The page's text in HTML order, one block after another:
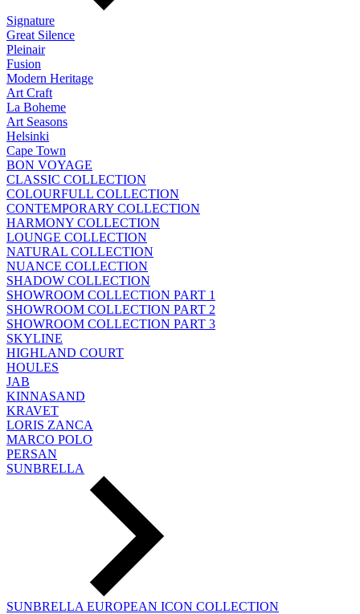
Signature
Great Silence
Pleinair
Fusion
Modern Heritage
Art Craft
La Boheme
Art Seasons
Helsinki
Cape Town
BON VOYAGE
CLASSIC COLLECTION
COLOURFULL COLLECTION
CONTEMPORARY COLLECTION
HARMONY COLLECTION
LOUNGE COLLECTION
NATURAL COLLECTION
NUANCE COLLECTION
SHADOW COLLECTION
SHOWROOM COLLECTION PART 1
SHOWROOM COLLECTION PART 2
SHOWROOM COLLECTION PART 3
SKYLINE
HIGHLAND COURT
HOULES
JAB
KINNASAND
KRAVET
LORIS ZANCA
MARCO POLO
PERSAN
SUNBRELLA
SUNBRELLA EUROPEAN ICON COLLECTION